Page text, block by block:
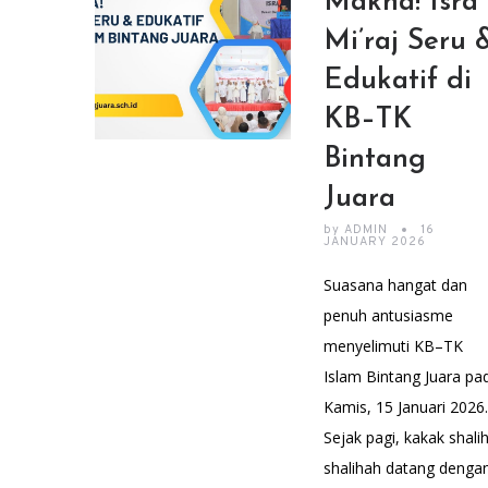
Mi’raj Seru
Edukatif di
KB–TK
Bintang
Juara
by ADMIN 16
JANUARY 2026
Suasana hangat dan
penuh antusiasme
menyelimuti KB–TK
Islam Bintang Juara
Kamis, 15 Januari 2026.
Sejak pagi, kakak
shalihah datang